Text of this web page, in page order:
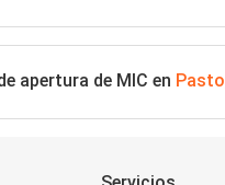
apertura de MIC en Pasto